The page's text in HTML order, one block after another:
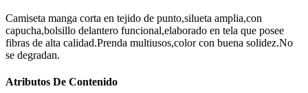
Camiseta manga corta en tejido de punto,silueta amplia,con
capucha,bolsillo delantero funcional,elaborado en tela que posee
fibras de alta calidad.Prenda multiusos,color con buena solidez.No
se degradan.
Atributos De Contenido